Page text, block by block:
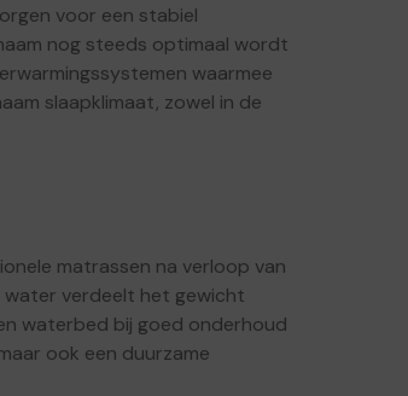
voor een stabiel
nog steeds optimaal wordt
waarmee
slaapklimaat, zowel in de
matrassen na verloop van
water verdeelt het gewicht
waterbed bij goed onderhoud
ook een duurzame